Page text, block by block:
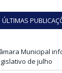
ÚLTIMAS
Municipal
de julho